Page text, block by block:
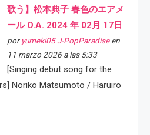
歌う】松本典子 春色のエアメ
ール O.A. 2024 年 02月 17日
por yumeki05 J-PopParadiseen
11 marzo 2026 a las 5:33
[Singing debut song for the
Noriko Matsumoto / Haruiro